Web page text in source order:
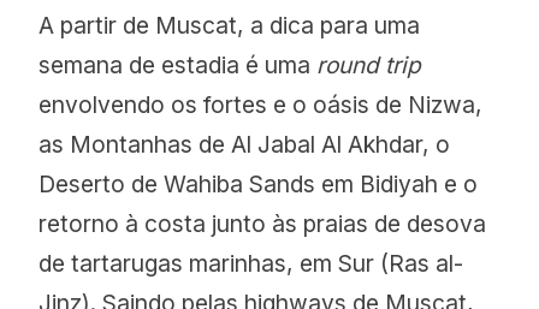
A partir de Muscat, a dica para uma
semana de estadia é uma round trip
envolvendo os fortes e o oásis de Nizwa,
as Montanhas de Al Jabal Al Akhdar, o
Deserto de Wahiba Sands em Bidiyah e o
retorno à costa junto às praias de desova
de tartarugas marinhas, em Sur (Ras al-
Jinz). Saindo pelas highways de Muscat,